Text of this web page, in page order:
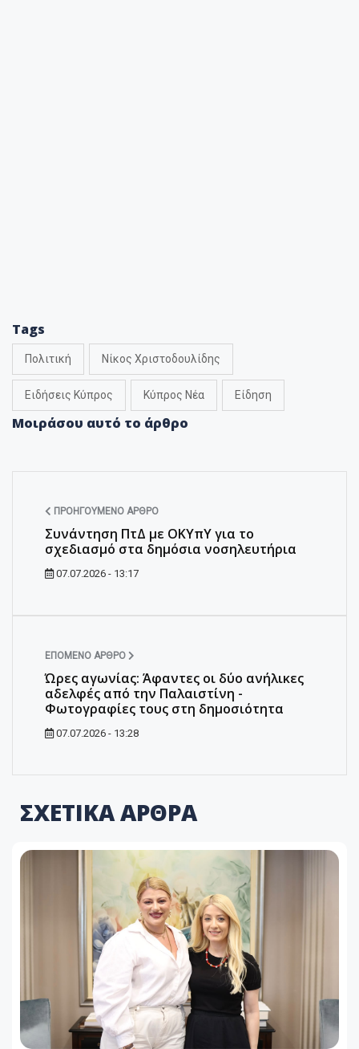
Tags
Πολιτική Νίκος Χριστοδουλίδης
Ειδήσεις Κύπρος Κύπρος Νέα Είδηση
Μοιράσου αυτό το άρθρο
ΠΡΟΗΓΟΎΜΕΝΟ ΆΡΘΡΟ
Συνάντηση ΠτΔ με ΟΚΥπΥ για το
σχεδιασμό στα δημόσια νοσηλευτήρια
07.07.2026 - 13:17
ΕΠΌΜΕΝΟ ΆΡΘΡΟ
Ώρες αγωνίας: Άφαντες οι δύο ανήλικες
αδελφές από την Παλαιστίνη -
Φωτογραφίες τους στη δημοσιότητα
07.07.2026 - 13:28
ΣΧΕΤΙΚΑ ΑΡΘΡΑ